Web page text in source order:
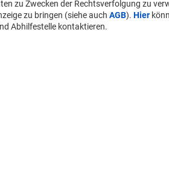
zu Zwecken der Rechtsverfolgung zu
zu bringen (siehe auch AGB). Hier
Abhilfestelle kontaktieren.